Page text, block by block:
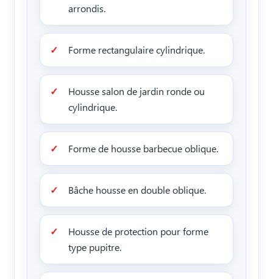
arrondis.
Forme rectangulaire cylindrique.
Housse salon de jardin ronde ou
cylindrique.
Forme de housse barbecue oblique.
Bâche housse en double oblique.
Housse de protection pour forme
type pupitre.